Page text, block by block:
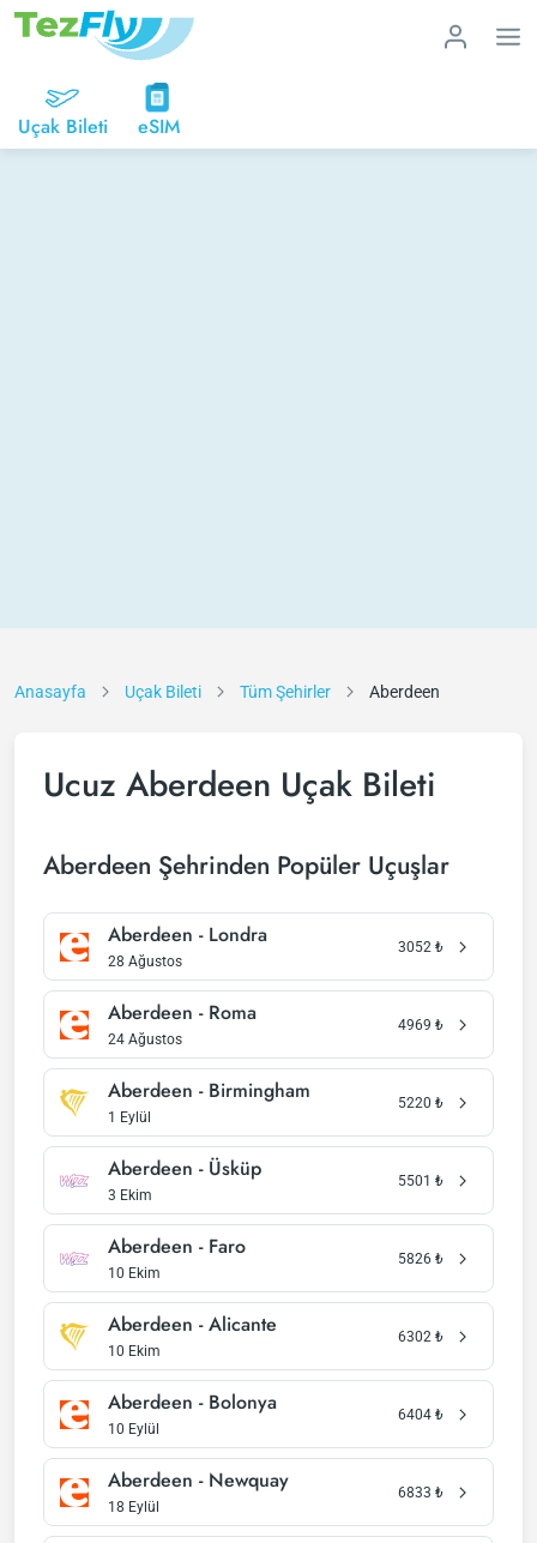
Uçak Bileti eSIM
Anasayfa Uçak Bileti Tüm Şehirler Aberdeen
Ucuz Aberdeen Uçak Bileti
Aberdeen Şehrinden Popüler Uçuşlar
Aberdeen - Londra
28 Ağustos
3052 ₺
Aberdeen - Roma
24 Ağustos
4969 ₺
Aberdeen - Birmingham
1 Eylül
5220 ₺
Aberdeen - Üsküp
3 Ekim
5501 ₺
Aberdeen - Faro
10 Ekim
5826 ₺
Aberdeen - Alicante
10 Ekim
6302 ₺
Aberdeen - Bolonya
10 Eylül
6404 ₺
Aberdeen - Newquay
18 Eylül
6833 ₺